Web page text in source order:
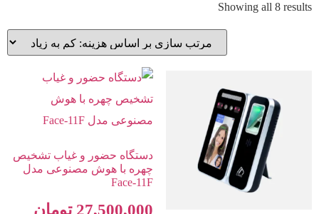
Showing all 8 results
دستگاه حضور و غیاب تشخیص
چهره با هوش مصنوعی مدل
Face-11F
27,500,000 تومان